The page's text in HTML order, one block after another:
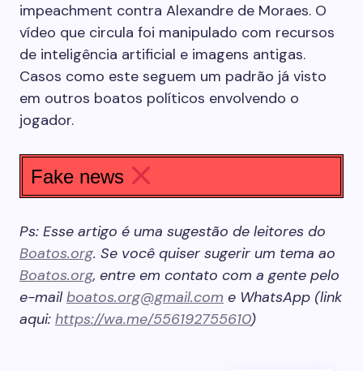
impeachment contra Alexandre de Moraes. O
vídeo que circula foi manipulado com recursos
de inteligência artificial e imagens antigas.
Casos como este seguem um padrão já visto
em outros boatos políticos envolvendo o
jogador.
Fake news
Ps: Esse artigo é uma sugestão de leitores do
Boatos.org. Se você quiser sugerir um tema ao
Boatos.org, entre em contato com a gente pelo
e-mailboatos.org@gmail.com e WhatsApp (link
aqui: https://wa.me/556192755610)